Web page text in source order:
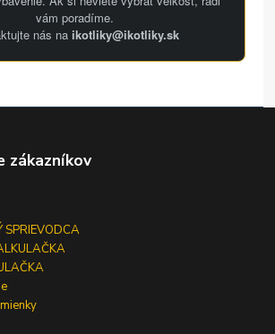
vám poradíme.
nás na ikotliky@ikotliky.sk
zákazníkov
SPRIEVODCA